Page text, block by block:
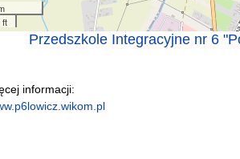
ft
Przedszkole Integracyjne nr 6
informacji: